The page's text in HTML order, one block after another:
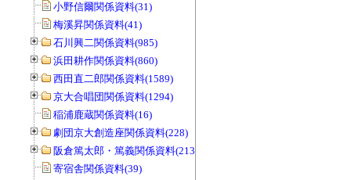
小野信爾関係資料(31)
梅溪昇関係資料(41)
石川興二関係資料(985)
浜田耕作関係資料(860)
西田直二郎関係資料(1589)
京大合唱団関係資料(1294)
稲浦鹿蔵関係資料(16)
劇団京大創造座関係資料(228)
阪倉篤太郎・篤義関係資料(213)
寄宿舎関係資料(39)